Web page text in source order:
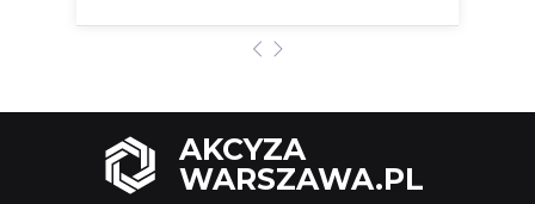
AKCYZA
WARSZAWA.PL